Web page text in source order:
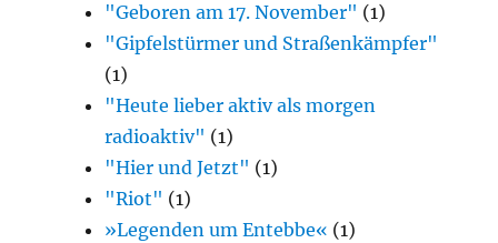
"Geboren am 17. November" (1)
"Gipfelstürmer und Straßenkämpfer"
(1)
"Heute lieber aktiv als morgen
radioaktiv" (1)
"Hier und Jetzt" (1)
"Riot" (1)
»Legenden um Entebbe« (1)